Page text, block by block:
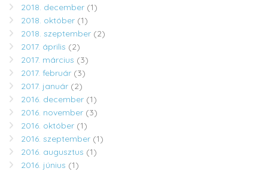
2018. december (1)
2018. október (1)
2018. szeptember (2)
2017. április (2)
2017. március (3)
2017. február (3)
2017. január (2)
2016. december (1)
2016. november (3)
2016. október (1)
2016. szeptember (1)
2016. augusztus (1)
2016. június (1)